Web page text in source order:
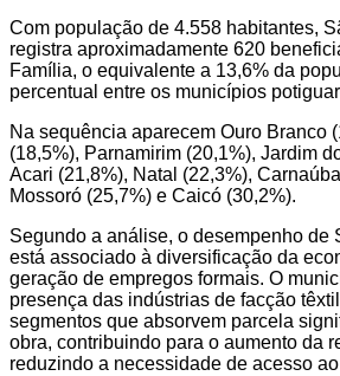
Com população de 4.558 habitantes,
registra aproximadamente 620
Família, o equivalente a 13,6% da
percentual entre os municípios
Na sequência aparecem Ouro Branco
(18,5%), Parnamirim (20,1%), Jardim
Acari (21,8%), Natal (22,3%),
Mossoró (25,7%) e Caicó (30,2%).
Segundo a análise, o desempenho de
está associado à diversificação da
geração de empregos formais. O
presença das indústrias de facção
segmentos que absorvem parcela
obra, contribuindo para o aumento da
reduzindo a necessidade de acesso